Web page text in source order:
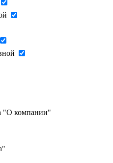
"О компании"